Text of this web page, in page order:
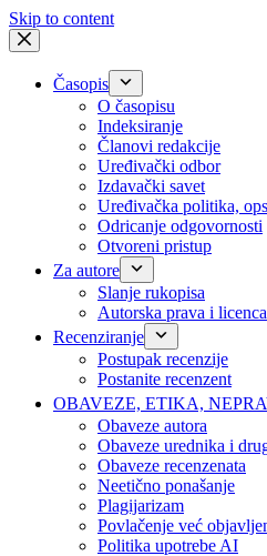
Skip to content
Časopis
O časopisu
Indeksiranje
Članovi redakcije
Uređivački odbor
Izdavački savet
Uređivačka politika,
Odricanje odgovornosti
Otvoreni pristup
Za autore
Slanje rukopisa
Autorska prava i licenca
Recenziranje
Postupak recenzije
Postanite recenzent
OBAVEZE, ETIKA,
Obaveze autora
Obaveze urednika i
Obaveze recenzenata
Neetično ponašanje
Plagijarizam
Povlačenje već
Politika upotrebe AI